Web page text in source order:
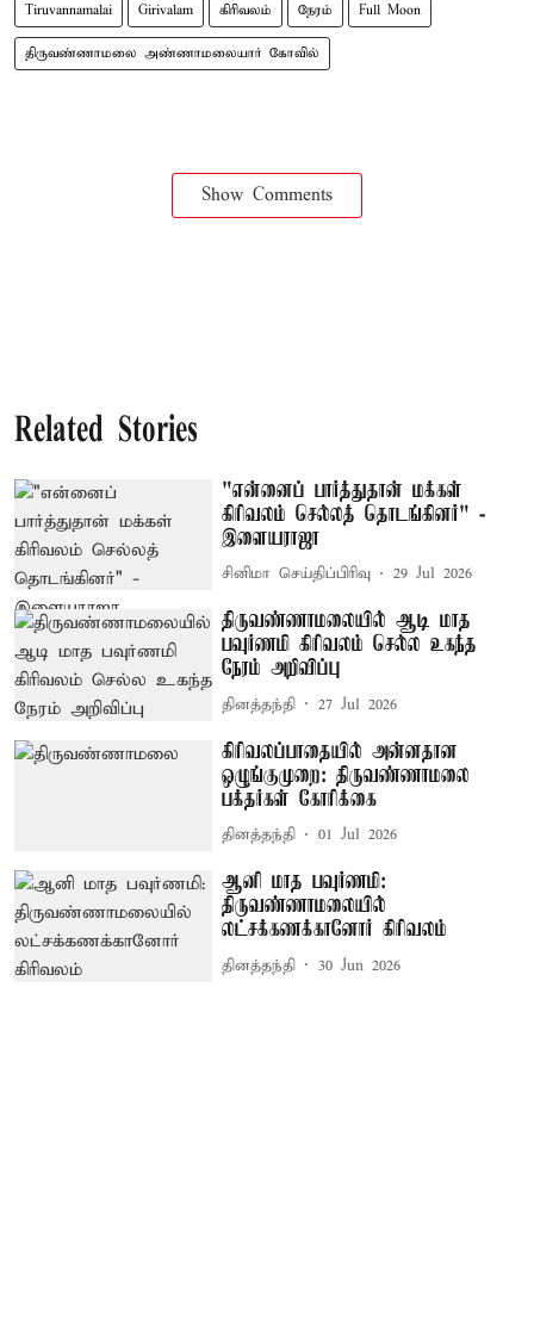
Tiruvannamalai Girivalam கிரிவலம் நேரம் Full Moon
திருவண்ணாமலை அண்ணாமலையார் கோவில்
Show Comments
Related Stories
"என்னைப் பார்த்துதான் மக்கள்
கிரிவலம் செல்லத் தொடங்கினர்" -
இளையராஜா
சினிமா செய்திப்பிரிவு 29 Jul 2026
திருவண்ணாமலையில் ஆடி மாத
பவுர்ணமி கிரிவலம் செல்ல உகந்த
நேரம் அறிவிப்பு
தினத்தந்தி 27 Jul 2026
கிரிவலப்பாதையில் அன்னதான
ஒழுங்குமுறை: திருவண்ணாமலை
பக்தர்கள் கோரிக்கை
தினத்தந்தி 01 Jul 2026
ஆனி மாத பவுர்ணமி:
திருவண்ணாமலையில்
லட்சக்கணக்கானோர் கிரிவலம்
தினத்தந்தி 30 Jun 2026